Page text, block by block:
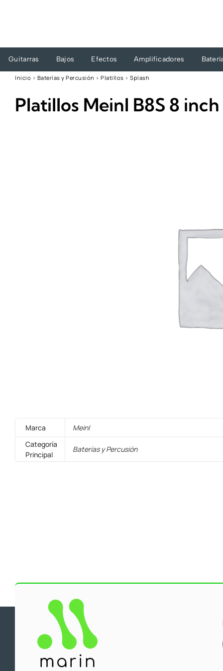
Guitarras Bajos Efectos Amplificadores
Inicio › Baterías y Percusión › Platillos › Splash
Platillos Meinl B8S 8
Marca
Meinl
Categoría
Principal
Baterías y Percusión